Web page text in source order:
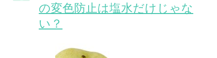
の変色防止は塩水だけじゃな
い？